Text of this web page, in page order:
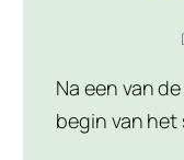
Na een van
begin van het